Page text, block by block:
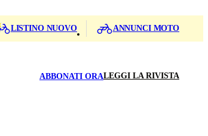
LISTINO NUOVO ANNUNCI MOTO
ABBONATI ORALEGGI LA RIVISTA